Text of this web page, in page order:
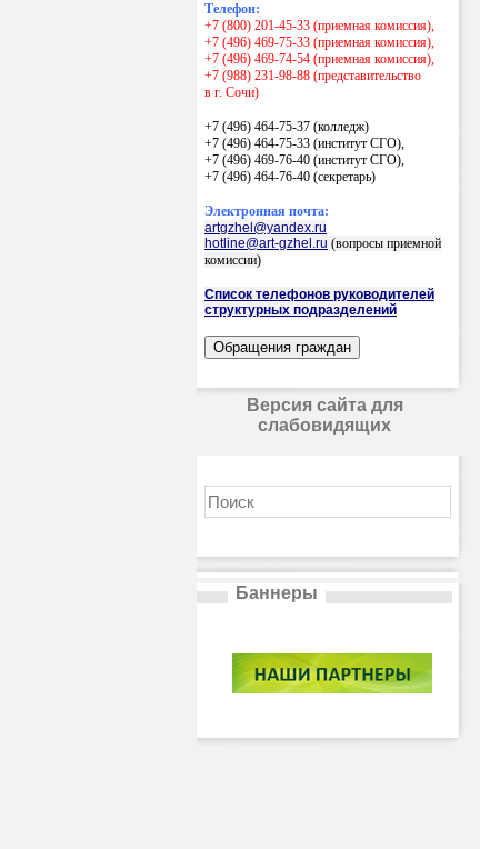
Телефон:
+7 (800) 201-45-33 (приемная комиссия),
+7 (496) 469-75-33 (приемная комиссия),
+7 (496) 469-74-54 (приемная комиссия),
+7 (988) 231-98-88 (представительство
в г. Сочи)
+7 (496) 464-75-37 (колледж)
+7 (496) 464-75-33 (институт СГО),
+7 (496) 469-76-40 (институт СГО),
+7 (496) 464-76-40 (секретарь)
Электронная почта:
artgzhel@yandex.ru
hotline@art-gzhel.ru (вопросы приемной
комиссии)
Список телефонов руководителей
структурных подразделений
Версия сайта для
слабовидящих
Баннеры